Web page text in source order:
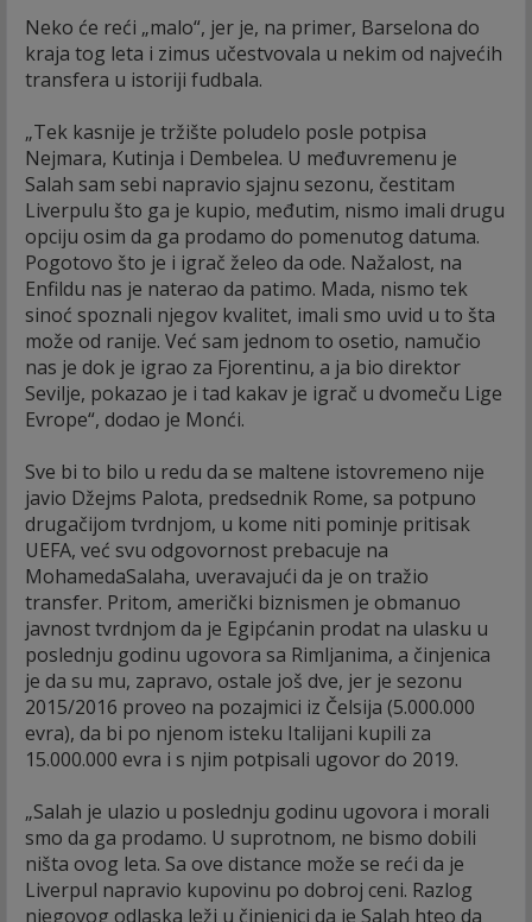
Neko će reći „malo“, jer je, na primer, Barselona do
kraja tog leta i zimus učestvovala u nekim od najvećih
transfera u istoriji fudbala.
„Tek kasnije je tržište poludelo posle potpisa
Nejmara, Kutinja i Dembelea. U međuvremenu je
Salah sam sebi napravio sjajnu sezonu, čestitam
Liverpulu što ga je kupio, međutim, nismo imali drugu
opciju osim da ga prodamo do pomenutog datuma.
Pogotovo što je i igrač želeo da ode. Nažalost, na
Enfildu nas je naterao da patimo. Mada, nismo tek
sinoć spoznali njegov kvalitet, imali smo uvid u to šta
može od ranije. Već sam jednom to osetio, namučio
nas je dok je igrao za Fjorentinu, a ja bio direktor
Sevilje, pokazao je i tad kakav je igrač u dvomeču Lige
Evrope“, dodao je Monći.
Sve bi to bilo u redu da se maltene istovremeno nije
javio Džejms Palota, predsednik Rome, sa potpuno
drugačijom tvrdnjom, u kome niti pominje pritisak
UEFA, već svu odgovornost prebacuje na
MohamedaSalaha, uveravajući da je on tražio
transfer. Pritom, američki biznismen je obmanuo
javnost tvrdnjom da je Egipćanin prodat na ulasku u
poslednju godinu ugovora sa Rimljanima, a činjenica
je da su mu, zapravo, ostale još dve, jer je sezonu
2015/2016 proveo na pozajmici iz Čelsija (5.000.000
evra), da bi po njenom isteku Italijani kupili za
15.000.000 evra i s njim potpisali ugovor do 2019.
„Salah je ulazio u poslednju godinu ugovora i morali
smo da ga prodamo. U suprotnom, ne bismo dobili
ništa ovog leta. Sa ove distance može se reći da je
Liverpul napravio kupovinu po dobroj ceni. Razlog
njegovog odlaska leži u činjenici da je Salah hteo da